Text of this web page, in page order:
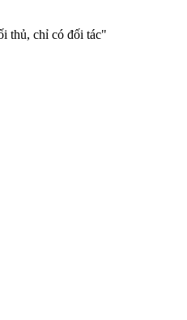
thủ, chỉ có đối tác"